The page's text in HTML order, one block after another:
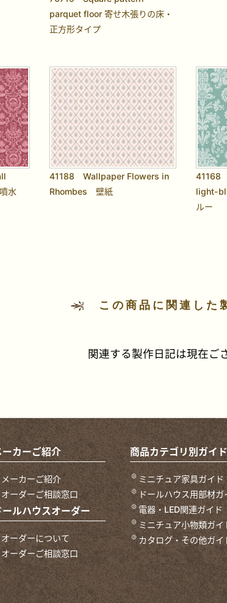
parquet floor 寄せ木張りの床・
正方形タイプ
水
41188 Wallpaper Flowers in
Rhombes 壁紙
41168
light-
ルー
この商品に関連した
関連する製作日記は現在ご
ーカーご紹介
メーカーご紹介
オーダーご相談窓口
ールハウスオーダー
オーダーについて
オーダーご相談窓口
商品カテゴリ別ガイド
ミニチュア家具ガイド
ドールハウス用部材ガ
電器・LED関連ガイド
ミニチュア小物類ガイ
カタログ・その他ガイ